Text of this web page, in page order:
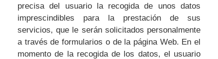
precisa del usuario la recogida de unos datos
imprescindibles para la prestación de sus
servicios, que le serán solicitados personalmente
a través de formularios o de la página Web. En el
momento de la recogida de los datos, el usuario